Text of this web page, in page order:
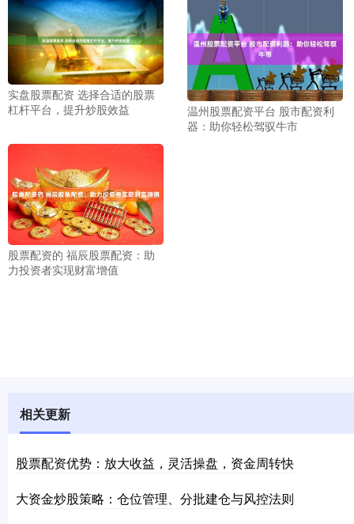
实盘股票配资 选择合适的股票
杠杆平台，提升炒股效益
温州股票配资平台 股市配资利
器：助你轻松驾驭牛市
股票配资的 福辰股票配资：助
力投资者实现财富增值
相关更新
股票配资优势：放大收益，灵活操盘，资金周转快
大资金炒股策略：仓位管理、分批建仓与风控法则